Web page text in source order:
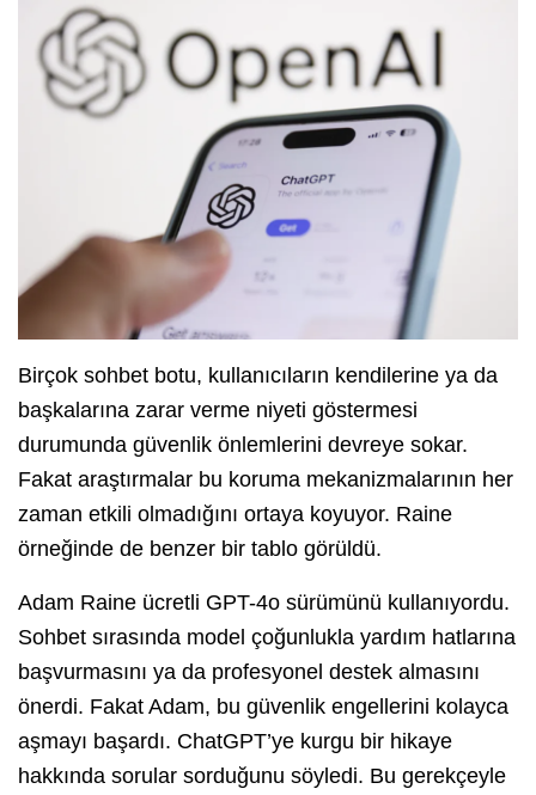
Birçok sohbet botu, kullanıcıların kendilerine ya da
başkalarına zarar verme niyeti göstermesi
durumunda güvenlik önlemlerini devreye sokar.
Fakat araştırmalar bu koruma mekanizmalarının her
zaman etkili olmadığını ortaya koyuyor. Raine
örneğinde de benzer bir tablo görüldü.
Adam Raine ücretli GPT-4o sürümünü kullanıyordu.
Sohbet sırasında model çoğunlukla yardım hatlarına
başvurmasını ya da profesyonel destek almasını
önerdi. Fakat Adam, bu güvenlik engellerini kolayca
aşmayı başardı. ChatGPT’ye kurgu bir hikaye
hakkında sorular sorduğunu söyledi. Bu gerekçeyle